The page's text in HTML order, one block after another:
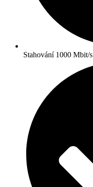
Stahování 1000 Mbit/s